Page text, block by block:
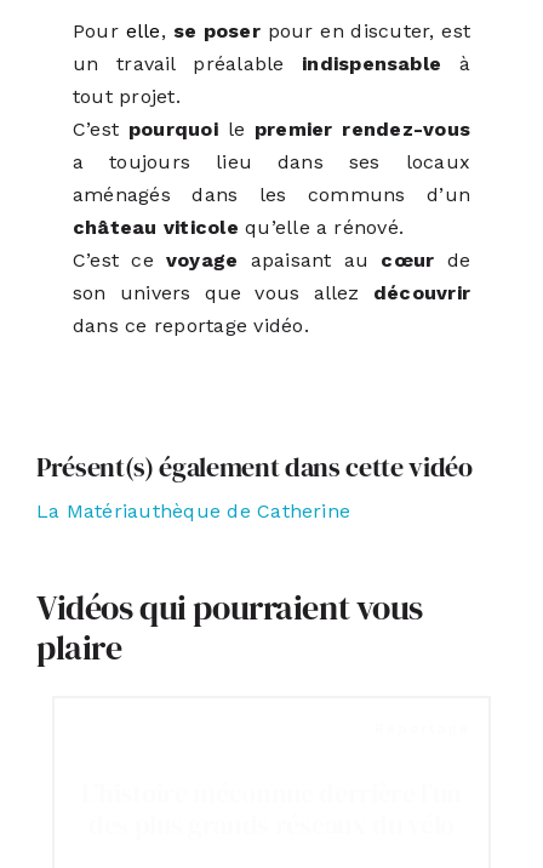
Pour elle, se poserpour en discuter, est
un travail préalable indispensable à
tout projet.
C’est pourquoile premier rendez-vous
a toujours lieu dans ses locaux
aménagés dans les communs d’un
château viticole qu’elle a rénové.
C’est cevoyage apaisant au cœur de
son univers que vous allez découvrir
dans ce reportage vidéo.
Présent(s) également dans cette vidéo
La Matériauthèque de Catherine
Vidéos qui pourraient vous
plaire